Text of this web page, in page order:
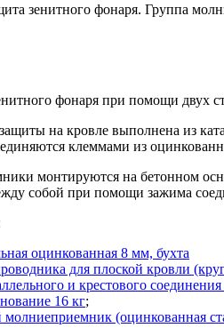
зенитного фонаря. Группа
фонаря при помощи двух
на кровле выполнена из
клеммами из
монтируются на бетонном
собой при помощи зажима
оцинкованная 8 мм, бухта
для плоской кровли
и крестового
16 кг;
(оцинкованная